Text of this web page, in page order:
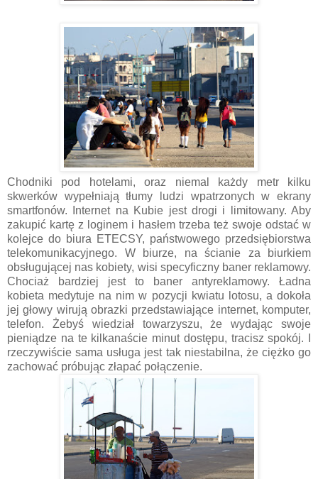
Chodniki pod hotelami, oraz niemal każdy metr kilku
skwerków wypełniają tłumy ludzi wpatrzonych w ekrany
smartfonów. Internet na Kubie jest drogi i limitowany. Aby
zakupić kartę z loginem i hasłem trzeba też swoje odstać w
kolejce do biura ETECSY, państwowego przedsiębiorstwa
telekomunikacyjnego. W biurze, na ścianie za biurkiem
obsługującej nas kobiety, wisi specyficzny baner reklamowy.
Chociaż bardziej jest to baner antyreklamowy. Ładna
kobieta medytuje na nim w pozycji kwiatu lotosu, a dokoła
jej głowy wirują obrazki przedstawiające internet, komputer,
telefon. Żebyś wiedział towarzyszu, że wydając swoje
pieniądze na te kilkanaście minut dostępu, tracisz spokój. I
rzeczywiście sama usługa jest tak niestabilna, że ciężko go
zachować próbując złapać połączenie.